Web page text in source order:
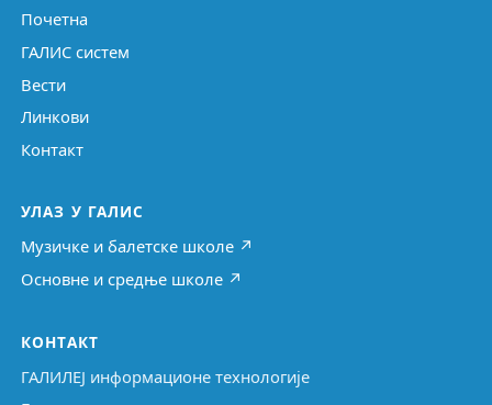
Почетна
ГАЛИС систем
Вести
Линкови
Контакт
УЛАЗ У ГАЛИС
Музичке и балетске школе ↗
Основне и средње школе ↗
КОНТАКТ
ГАЛИЛЕЈ информационе технологије